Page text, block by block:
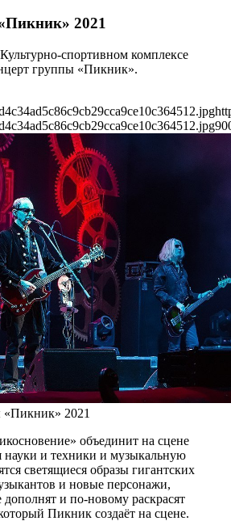
2021
спортивном комплексе
группы «Пикник».
2021
объединит на сцене
и техники и музыкальную
светящиеся образы гигантских
и новые персонажи,
и по-новому раскрасят
Пикник создаёт на сцене.